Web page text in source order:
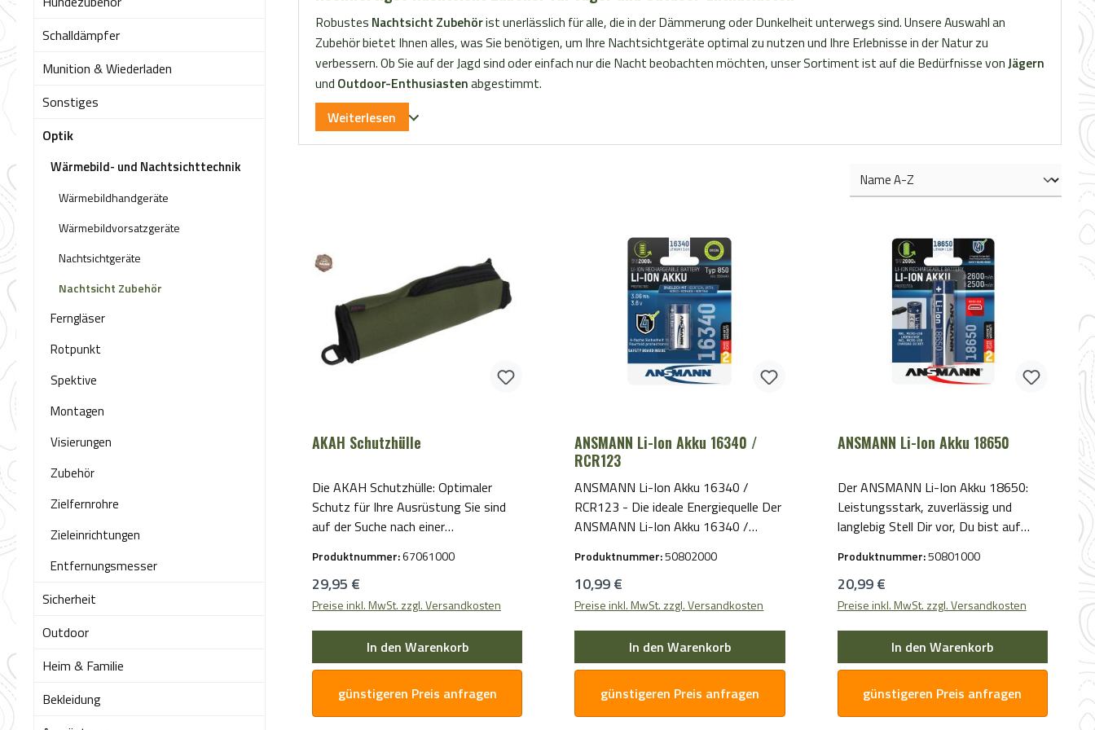
Schalldämpfer
Munition & Wiederladen
Sonstiges
Optik
Wärmebild- und Nachtsichttechnik
Wärmebildhandgeräte
Wärmebildvorsatzgeräte
Nachtsichtgeräte
Nachtsicht Zubehör
Ferngläser
Rotpunkt
Spektive
Montagen
Visierungen
Zubehör
Zielfernrohre
Zieleinrichtungen
Entfernungsmesser
Sicherheit
Outdoor
Heim & Familie
Bekleidung
Robustes Nachtsicht Zubehörist unerlässlich für alle, die in der Dämmerung oder Dunkelheit unterwegs sind. Unsere Auswahl an
Zubehör bietet Ihnen alles, was Sie benötigen, um Ihre Nachtsichtgeräte optimal zu nutzen und Ihre Erlebnisse in der Natur zu
verbessern. Ob Sie auf der Jagd sind oder einfach nur die Nacht beobachten möchten, unser Sortiment ist auf die Bedürfnisse vonJägern
und Outdoor-Enthusiastenabgestimmt.
Weiterlesen
AKAH Schutzhülle
Die AKAH Schutzhülle: Optimaler
Schutz für Ihre Ausrüstung Sie sind
auf der Suche nach einer
Ausrüstung sicher und geschützt
aufzubewahren? Dann ist die AKAH
Schutzhülle genau das Richtige für
Marke AKAH, steht diese Hülle für
Qualität, Langlebigkeit und
ist aus robustem Material gefertigt
und bietet optimalen Schutz vor
Produktnummer:67061000
Regulärer Preis:
29,95 €
Preise inkl. MwSt. zzgl. Versandkosten
In den Warenkorb
günstigeren Preis anfragen
ANSMANN Li-Ion Akku 16340 /
RCR123
ANSMANN Li-Ion Akku 16340 /
RCR123 - Die ideale Energiequelle Der
ANSMANN Li-Ion Akku 16340 /
all Ihre elektronischen Geräte, die eine
zuverlässige Energiequelle benötigen.
Dieser wiederaufladbare Lithium-
Kapazität und hervorragende
Leistung, die für eine Vielzahl von
standardisierten Größe passt der
ANSMANN Akku 16340 / RCR123 in
Produktnummer:50802000
Regulärer Preis:
10,99 €
Preise inkl. MwSt. zzgl. Versandkosten
In den Warenkorb
günstigeren Preis anfragen
ANSMANN Li-Ion Akku 18650
Der ANSMANN Li-Ion Akku 18650:
Leistungsstark, zuverlässig und
langlebig Stell Dir vor, Du bist auf
versagt mitten im Betrieb. Keine
Sorge, mit dem ANSMANN Li-Ion
Akku 18650 kannst Du sicher sein,
notwendigen Energie versorgt
werden. Dieser hochwertige Lithium-
Energiedichte und eine lange
Lebensdauer, die ihn zur idealen
Produktnummer:50801000
Regulärer Preis:
20,99 €
Preise inkl. MwSt. zzgl. Versandkosten
In den Warenkorb
günstigeren Preis anfragen